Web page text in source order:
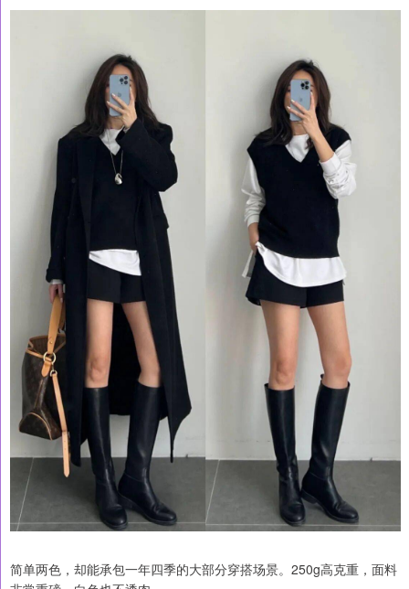
简单两色，却能承包一年四季的大部分穿搭场景。250g高克重，面料